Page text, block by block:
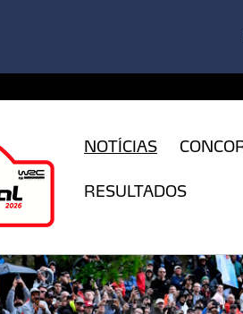
NOTÍCIAS
RESULTADOS